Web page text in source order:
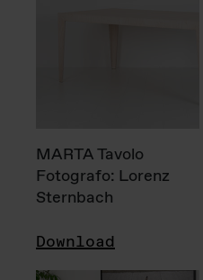
MARTA Tavolo
Fotografo: Lorenz
Sternbach
Download